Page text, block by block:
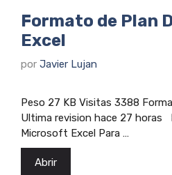
Formato de Plan
Excel
por Javier Lujan
Peso 27 KB Visitas 3388
Ultima revision hace 27 horas
Microsoft Excel Para …
Abrir